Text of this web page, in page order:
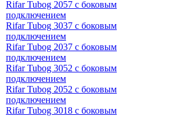
Rifar Tubog 2057 с боковым
подключением
Rifar Tubog 3037 с боковым
подключением
Rifar Tubog 2037 с боковым
подключением
Rifar Tubog 3052 с боковым
подключением
Rifar Tubog 2052 с боковым
подключением
Rifar Tubog 3018 с боковым